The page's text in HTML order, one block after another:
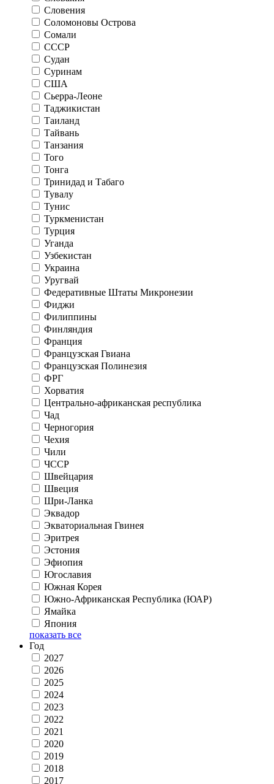
Словения
Соломоновы Острова
Сомали
СССР
Судан
Суринам
США
Сьерра-Леоне
Таджикистан
Таиланд
Тайвань
Танзания
Того
Тонга
Тринидад и Табаго
Тувалу
Тунис
Туркменистан
Турция
Уганда
Узбекистан
Украина
Уругвай
Федеративные Штаты Микронезии
Фиджи
Филиппины
Финляндия
Франция
Французская Гвиана
Французская Полинезия
ФРГ
Хорватия
Центрально-африканская республика
Чад
Черногория
Чехия
Чили
ЧССР
Швейцария
Швеция
Шри-Ланка
Эквадор
Экваториальная Гвинея
Эритрея
Эстония
Эфиопия
Югославия
Южная Корея
Южно-Африканская Республика (ЮАР)
Ямайка
Япония
показать все
Год
2027
2026
2025
2024
2023
2022
2021
2020
2019
2018
2017